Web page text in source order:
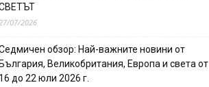
07/2026
обзор: Най-важните новини от
Великобритания, Европа и света от
до 22 юли 2026 г.